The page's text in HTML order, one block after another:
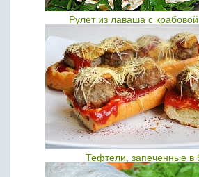
Рулет из лаваша с
Тефтели, запеченные в